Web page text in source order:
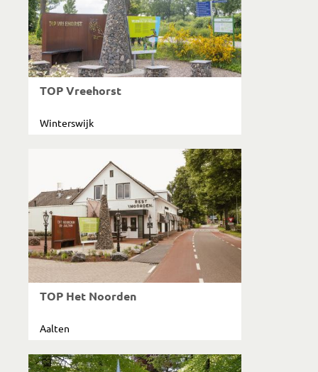
TOP Vreehorst
Winterswijk
TOP Het Noorden
Aalten